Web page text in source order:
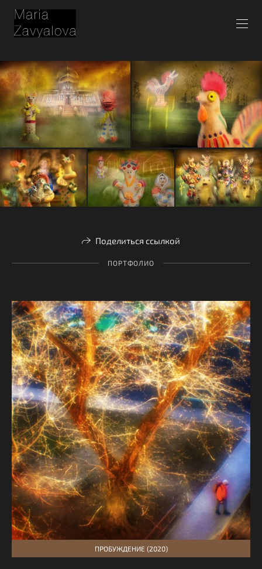
Поделиться ссылкой
ПОРТФОЛИО
ПРОБУЖДЕНИЕ (2020)